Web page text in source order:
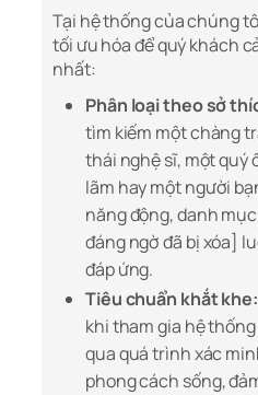
Tại hệ thống của chúng
tối ưu hóa để quý khách
nhất:
Phân loại theo sở
tìm kiếm một chàng
thái nghệ sĩ, một quý
lãm hay một người
năng động, danh
đáng ngờ đã bị xóa]
đáp ứng.
Tiêu chuẩn khắt khe:
khi tham gia hệ
qua quá trình xác
phong cách sống,